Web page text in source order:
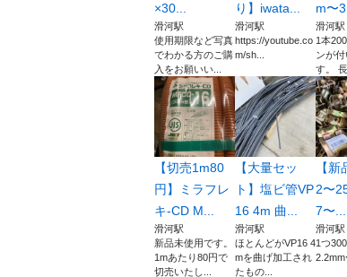
×30...
滑河駅
使用期限など写真
でわかる方のご購
入をお願いい...
り】iwata...
滑河駅
https://youtube.co
m/sh...
m〜
滑河駅
1本
ンが付
す。 長
【切売1m80
円】ミラフレ
キ-CD M...
滑河駅
新品未使用です。
1mあたり80円で
切売いたし...
【大量セッ
ト】塩ビ管VP
16 4m 曲...
滑河駅
ほとんどがVP16 4
mを曲げ加工され
たもの...
【新
2〜
7〜...
滑河駅
1つ
2.2mm